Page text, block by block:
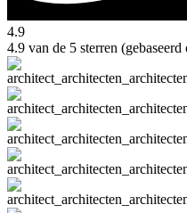
4.9
4.9 van de 5 sterren (gebaseerd